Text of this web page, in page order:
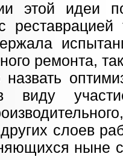
этой идеи
реставрацией
ремонта,
виду
слоев
ныне